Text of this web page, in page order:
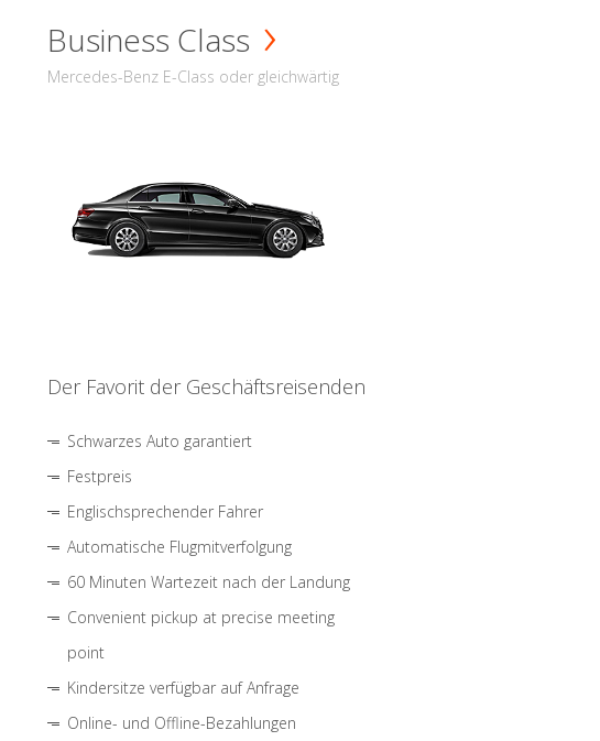
Business Class
Mercedes-Benz E-Class oder gleichwärtig
Der Favorit der Geschäftsreisenden
Schwarzes Auto garantiert
Festpreis
Englischsprechender Fahrer
Automatische Flugmitverfolgung
60 Minuten Wartezeit nach der Landung
Convenient pickup at precise meeting
point
Kindersitze verfügbar auf Anfrage
Online- und Offline-Bezahlungen